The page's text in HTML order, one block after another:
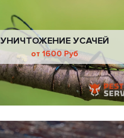
УНИЧТОЖЕНИЕ УСАЧЕЙ
от 1600 Руб